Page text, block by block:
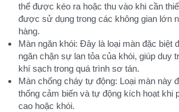
thể được kéo ra hoặc thu vào khi cần
được sử dụng trong các không gian lớn
hàng.
Màn ngăn khói: Đây là loại màn đặc biệt
ngăn chặn sự lan tỏa của khói, giúp duy
khí sạch trong quá trình sơ tán.
Màn chống cháy tự động: Loại màn này
thống cảm biến và tự động kích hoạt khi
cao hoặc khói.